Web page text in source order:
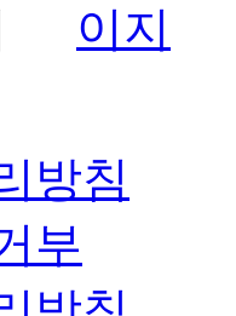
방침
부